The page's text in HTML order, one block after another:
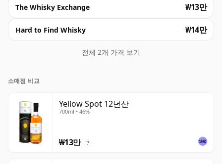
The Whisky Exchange ₩13만
Hard to Find Whisky ₩14만
전체 2개 가격 보기
소매점 비교
Yellow Spot 12년산
700ml • 46%
₩13만 ?